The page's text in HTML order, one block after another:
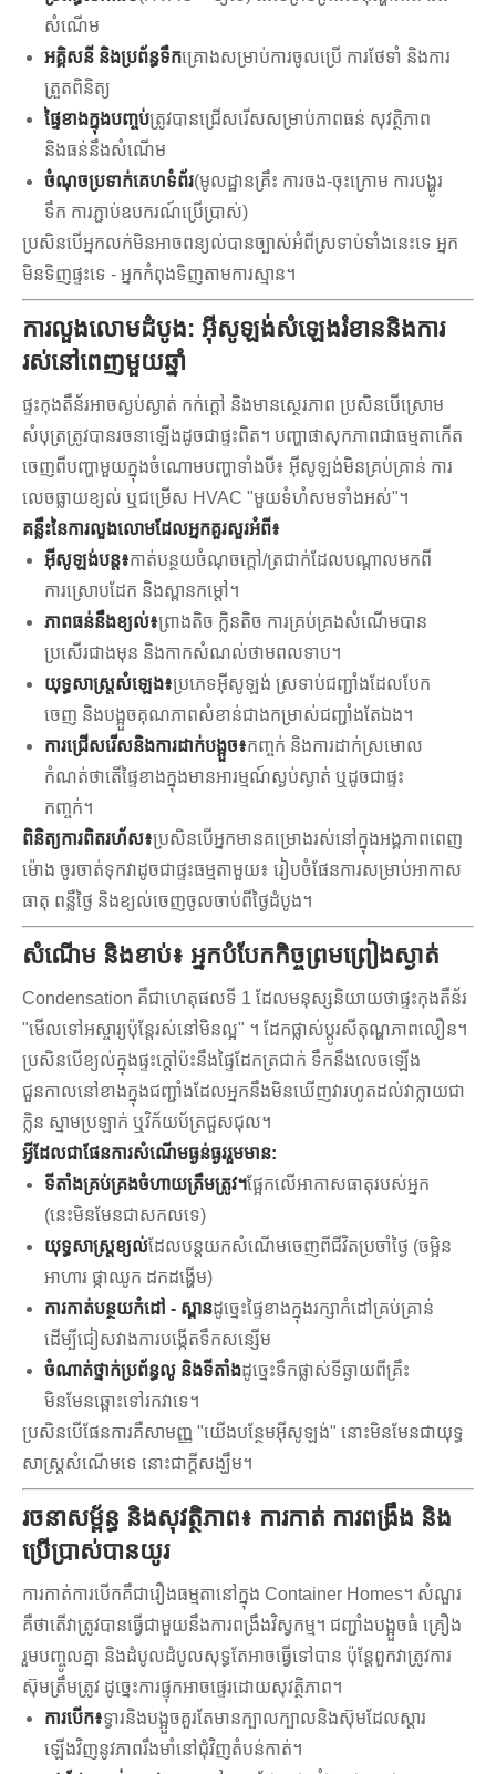
សំណើម
អគ្គិសនី និងប្រព័ន្ធទឹកគ្រោងសម្រាប់ការចូលប្រើ ការថែទាំ និងការ
ត្រួតពិនិត្យ
ផ្ទៃខាងក្នុងបញ្ចប់ត្រូវបានជ្រើសរើសសម្រាប់ភាពធន់ សុវត្ថិភាព
និងធន់នឹងសំណើម
ចំណុចប្រទាក់គេហទំព័រ(មូលដ្ឋានគ្រឹះ ការចង-ចុះក្រោម ការបង្ហូរ
ទឹក ការភ្ជាប់ឧបករណ៍ប្រើប្រាស់)
ប្រសិនបើអ្នកលក់មិនអាចពន្យល់បានច្បាស់អំពីស្រទាប់ទាំងនេះទេ អ្នក
មិនទិញផ្ទះទេ - អ្នកកំពុងទិញតាមការស្មាន។
ការលួងលោមដំបូង: អ៊ីសូឡង់សំឡេងរំខាននិងការ
រស់នៅពេញមួយឆ្នាំ
ផ្ទះកុងតឺន័រអាចស្ងប់ស្ងាត់ កក់ក្តៅ និងមានស្ថេរភាព ប្រសិនបើស្រោម
សំបុត្រត្រូវបានរចនាឡើងដូចជាផ្ទះពិត។ បញ្ហាផាសុកភាពជាធម្មតាកើត
ចេញពីបញ្ហាមួយក្នុងចំណោមបញ្ហាទាំងបី៖ អ៊ីសូឡង់មិនគ្រប់គ្រាន់ ការ
លេចធ្លាយខ្យល់ ឬជម្រើស HVAC "មួយទំហំសមទាំងអស់"។
គន្លឹះនៃការលួងលោមដែលអ្នកគួរសួរអំពី៖
អ៊ីសូឡង់បន្ត៖កាត់​បន្ថយ​ចំណុច​ក្តៅ/ត្រជាក់​ដែល​បណ្តាល​មក​ពី​
ការ​ស្រោប​ដែក និង​ស្ពាន​កម្ដៅ។
ភាពធន់នឹងខ្យល់៖ព្រាងតិច ក្លិនតិច ការគ្រប់គ្រងសំណើមបាន
ប្រសើរជាងមុន និងកាកសំណល់ថាមពលទាប។
យុទ្ធសាស្ត្រសំឡេង៖ប្រភេទ​អ៊ីសូឡង់ ស្រទាប់​ជញ្ជាំង​ដែល​បែក​
ចេញ និង​បង្អួច​គុណភាព​សំខាន់​ជាង​កម្រាស់​ជញ្ជាំង​តែ​ឯង។
ការជ្រើសរើសនិងការដាក់បង្អួច៖កញ្ចក់ និងការដាក់ស្រមោល
កំណត់ថាតើផ្ទៃខាងក្នុងមានអារម្មណ៍ស្ងប់ស្ងាត់ ឬដូចជាផ្ទះ
កញ្ចក់។
ពិនិត្យការពិតរហ័ស៖ប្រសិនបើអ្នកមានគម្រោងរស់នៅក្នុងអង្គភាពពេញ
ម៉ោង ចូរចាត់ទុកវាដូចជាផ្ទះធម្មតាមួយ៖ រៀបចំផែនការសម្រាប់អាកាស
ធាតុ ពន្លឺថ្ងៃ និងខ្យល់ចេញចូលចាប់ពីថ្ងៃដំបូង។
សំណើម និងខាប់៖ អ្នកបំបែកកិច្ចព្រមព្រៀងស្ងាត់
Condensation គឺជាហេតុផលទី 1 ដែលមនុស្សនិយាយថាផ្ទះកុងតឺន័រ
"មើលទៅអស្ចារ្យប៉ុន្តែរស់នៅមិនល្អ" ។ ដែកផ្លាស់ប្តូរសីតុណ្ហភាពលឿន។
ប្រសិនបើខ្យល់ក្នុងផ្ទះក្តៅប៉ះនឹងផ្ទៃដែកត្រជាក់ ទឹកនឹងលេចឡើង
ជួនកាលនៅខាងក្នុងជញ្ជាំងដែលអ្នកនឹងមិនឃើញវារហូតដល់វាក្លាយជា
ក្លិន ស្នាមប្រឡាក់ ឬវិក័យប័ត្រជួសជុល។
អ្វីដែលជាផែនការសំណើមធ្ងន់ធ្ងររួមមាន:
ទីតាំងគ្រប់គ្រងចំហាយត្រឹមត្រូវ។ផ្អែកលើអាកាសធាតុរបស់អ្នក
(នេះមិនមែនជាសកលទេ)
យុទ្ធសាស្ត្រខ្យល់ដែលបន្តយកសំណើមចេញពីជីវិតប្រចាំថ្ងៃ (ចម្អិន
អាហារ ផ្កាឈូក ដកដង្ហើម)
ការកាត់បន្ថយកំដៅ - ស្ពានដូច្នេះផ្ទៃខាងក្នុងរក្សាកំដៅគ្រប់គ្រាន់
ដើម្បីជៀសវាងការបង្កើតទឹកសន្សើម
ចំណាត់ថ្នាក់ប្រព័ន្ធលូ និងទីតាំងដូច្នេះទឹកផ្លាស់ទីឆ្ងាយពីគ្រឹះ
មិនមែនឆ្ពោះទៅរកវាទេ។
ប្រសិនបើផែនការគឺសាមញ្ញ "យើងបន្ថែមអ៊ីសូឡង់" នោះមិនមែនជាយុទ្ធ
សាស្ត្រសំណើមទេ នោះជាក្តីសង្ឃឹម។
រចនាសម្ព័ន្ធ និងសុវត្ថិភាព៖ ការកាត់ ការពង្រឹង និង
ប្រើប្រាស់បានយូរ
ការកាត់ការបើកគឺជារឿងធម្មតានៅក្នុង Container Homes។ សំណួរ
គឺថាតើវាត្រូវបានធ្វើជាមួយនឹងការពង្រឹងវិស្វកម្ម។ ជញ្ជាំងបង្អួចធំ គ្រឿង
រួមបញ្ចូលគ្នា និងដំបូលដំបូលសុទ្ធតែអាចធ្វើទៅបាន ប៉ុន្តែពួកវាត្រូវការ
ស៊ុមត្រឹមត្រូវ ដូច្នេះការផ្ទុកអាចផ្ទេរដោយសុវត្ថិភាព។
ការបើក៖ទ្វារនិងបង្អួចគួរតែមានក្បាលក្បាលនិងស៊ុមដែលស្ដារ
ឡើងវិញនូវភាពរឹងមាំនៅជុំវិញតំបន់កាត់។